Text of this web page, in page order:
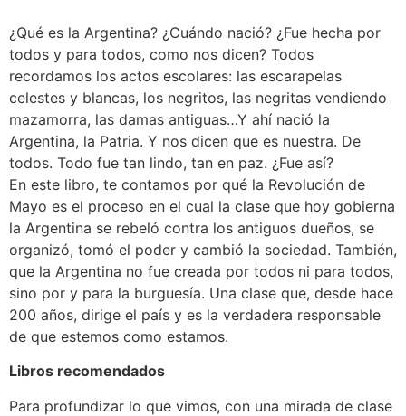
¿Qué es la Argentina? ¿Cuándo nació? ¿Fue hecha por
todos y para todos, como nos dicen? Todos
recordamos los actos escolares: las escarapelas
celestes y blancas, los negritos, las negritas vendiendo
mazamorra, las damas antiguas…Y ahí nació la
Argentina, la Patria. Y nos dicen que es nuestra. De
todos. Todo fue tan lindo, tan en paz. ¿Fue así?
En este libro, te contamos por qué la Revolución de
Mayo es el proceso en el cual la clase que hoy gobierna
la Argentina se rebeló contra los antiguos dueños, se
organizó, tomó el poder y cambió la sociedad. También,
que la Argentina no fue creada por todos ni para todos,
sino por y para la burguesía. Una clase que, desde hace
200 años, dirige el país y es la verdadera responsable
de que estemos como estamos.
Libros recomendados
Para profundizar lo que vimos, con una mirada de clase